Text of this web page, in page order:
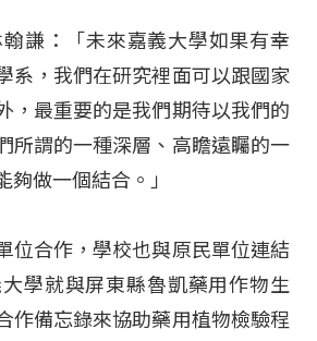
謙：「未來嘉義大學如果有幸
系，我們在研究裡面可以跟國家
，最重要的是我們期待以我們的
所謂的一種深層、高瞻遠矚的一
夠做一個結合。」
位合作，學校也與原民單位連結
學就與屏東縣魯凱藥用作物生
作備忘錄來協助藥用植物檢驗程